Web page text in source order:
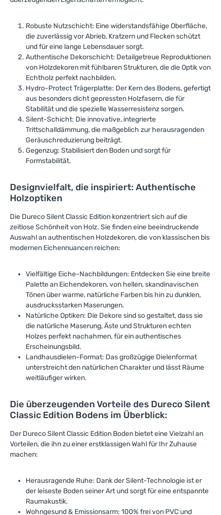
Robuste Nutzschicht: Eine widerstandsfähige Oberfläche,
die zuverlässig vor Abrieb, Kratzern und Flecken schützt
und für eine lange Lebensdauer sorgt.
Authentische Dekorschicht: Detailgetreue Reproduktionen
von Holzdekoren mit fühlbaren Strukturen, die die Optik von
Echtholz perfekt nachbilden.
Hydro-Protect Trägerplatte: Der Kern des Bodens, gefertigt
aus besonders dicht gepressten Holzfasern, die für
Stabilität und die spezielle Wasserresistenz sorgen.
Silent-Schicht: Die innovative, integrierte
Trittschalldämmung, die maßgeblich zur herausragenden
Geräuschreduzierung beiträgt.
Gegenzug: Stabilisiert den Boden und sorgt für
Formstabilität.
Designvielfalt, die inspiriert: Authentische
Holzoptiken
Die Dureco Silent Classic Edition konzentriert sich auf die
zeitlose Schönheit von Holz. Sie finden eine beeindruckende
Auswahl an authentischen Holzdekoren, die von klassischen bis
modernen Eichennuancen reichen:
Vielfältige Eiche-Nachbildungen: Entdecken Sie eine breite
Palette an Eichendekoren, von hellen, skandinavischen
Tönen über warme, natürliche Farben bis hin zu dunklen,
ausdrucksstarken Maserungen.
Natürliche Optiken: Die Dekore sind so gestaltet, dass sie
die natürliche Maserung, Äste und Strukturen echten
Holzes perfekt nachahmen, für ein authentisches
Erscheinungsbild.
Landhausdielen-Format: Das großzügige Dielenformat
unterstreicht den natürlichen Charakter und lässt Räume
weitläufiger wirken.
Die überzeugenden Vorteile des Dureco Silent
Classic Edition Bodens im Überblick:
Der Dureco Silent Classic Edition Boden bietet eine Vielzahl an
Vorteilen, die ihn zu einer erstklassigen Wahl für Ihr Zuhause
machen:
Herausragende Ruhe: Dank der Silent-Technologie ist er
der leiseste Boden seiner Art und sorgt für eine entspannte
Raumakustik.
Wohngesund & Emissionsarm: 100% frei von PVC und